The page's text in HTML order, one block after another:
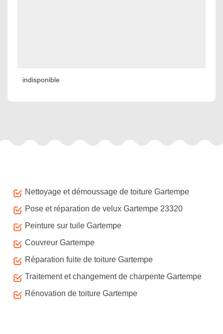
indisponible
Nettoyage et démoussage de toiture Gartempe
Pose et réparation de velux Gartempe 23320
Peinture sur tuile Gartempe
Couvreur Gartempe
Réparation fuite de toiture Gartempe
Traitement et changement de charpente Gartempe
Rénovation de toiture Gartempe